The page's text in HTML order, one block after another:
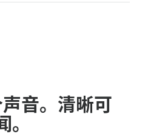
音。清晰可
。